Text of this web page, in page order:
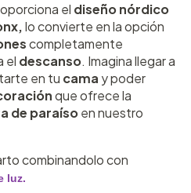
el diseño nórdico
lo convierte en la opción
completamente
el descanso. Imagina llegar a
en tu cama y poder
que ofrece la
de paraísoen nuestro
combinandolo con
luz.